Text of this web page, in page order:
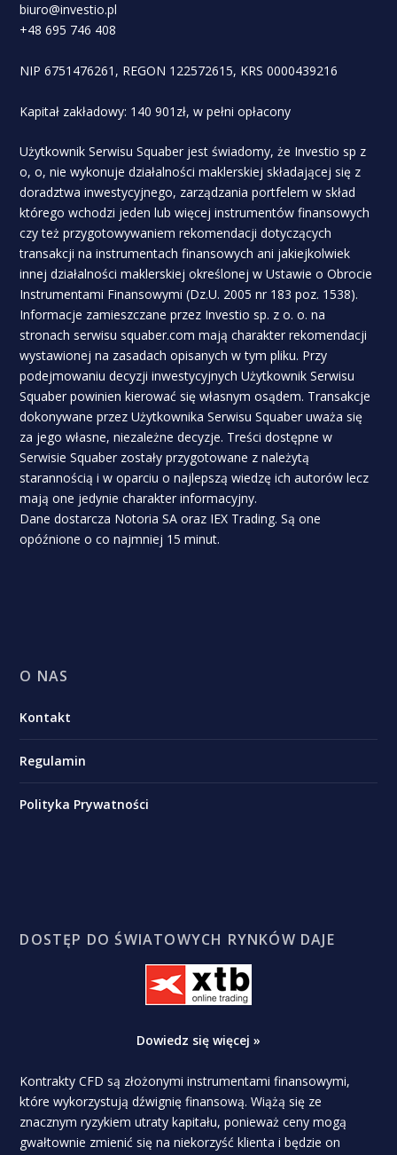
biuro@investio.pl
+48 695 746 408
NIP 6751476261, REGON 122572615, KRS 0000439216
Kapitał zakładowy: 140 901zł, w pełni opłacony
Użytkownik Serwisu Squaber jest świadomy, że Investio sp z
o, o, nie wykonuje działalności maklerskiej składającej się z
doradztwa inwestycyjnego, zarządzania portfelem w skład
którego wchodzi jeden lub więcej instrumentów finansowych
czy też przygotowywaniem rekomendacji dotyczących
transakcji na instrumentach finansowych ani jakiejkolwiek
innej działalności maklerskiej określonej w Ustawie o Obrocie
Instrumentami Finansowymi (Dz.U. 2005 nr 183 poz. 1538).
Informacje zamieszczane przez Investio sp. z o. o. na
stronach serwisu squaber.com mają charakter rekomendacji
wystawionej na zasadach opisanych w tym pliku. Przy
podejmowaniu decyzji inwestycyjnych Użytkownik Serwisu
Squaber powinien kierować się własnym osądem. Transakcje
dokonywane przez Użytkownika Serwisu Squaber uważa się
za jego własne, niezależne decyzje. Treści dostępne w
Serwisie Squaber zostały przygotowane z należytą
starannością i w oparciu o najlepszą wiedzę ich autorów lecz
mają one jedynie charakter informacyjny.
Dane dostarcza Notoria SA oraz IEX Trading. Są one
opóźnione o co najmniej 15 minut.
O NAS
Kontakt
Regulamin
Polityka Prywatności
DOSTĘP DO ŚWIATOWYCH RYNKÓW DAJE
Dowiedz się więcej »
Kontrakty CFD są złożonymi instrumentami finansowymi,
które wykorzystują dźwignię finansową. Wiążą się ze
znacznym ryzykiem utraty kapitału, ponieważ ceny mogą
gwałtownie zmienić się na niekorzyść klienta i będzie on